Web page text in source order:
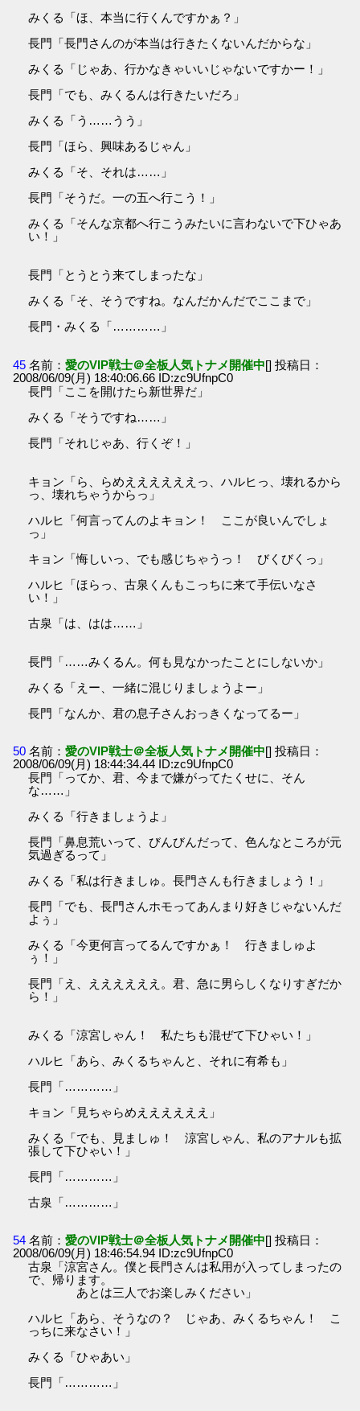
みくる「ほ、本当に行くんですかぁ？」
長門「長門さんのが本当は行きたくないんだからな」
みくる「じゃあ、行かなきゃいいじゃないですかー！」
長門「でも、みくるんは行きたいだろ」
みくる「う……うう」
長門「ほら、興味あるじゃん」
みくる「そ、それは……」
長門「そうだ。一の五へ行こう！」
みくる「そんな京都へ行こうみたいに言わないで下ひゃあ
い！」
長門「とうとう来てしまったな」
みくる「そ、そうですね。なんだかんだでここまで」
長門・みくる「…………」
45 名前：愛のVIP戦士＠全板人気トナメ開催中[] 投稿日：
2008/06/09(月) 18:40:06.66 ID:zc9UfnpC0
長門「ここを開けたら新世界だ」
みくる「そうですね……」
長門「それじゃあ、行くぞ！」
キョン「ら、らめええええええっ、ハルヒっ、壊れるから
っ、壊れちゃうからっ」
ハルヒ「何言ってんのよキョン！ ここが良いんでしょ
っ」
キョン「悔しいっ、でも感じちゃうっ！ びくびくっ」
ハルヒ「ほらっ、古泉くんもこっちに来て手伝いなさ
い！」
古泉「は、はは……」
長門「……みくるん。何も見なかったことにしないか」
みくる「えー、一緒に混じりましょうよー」
長門「なんか、君の息子さんおっきくなってるー」
50 名前：愛のVIP戦士＠全板人気トナメ開催中[] 投稿日：
2008/06/09(月) 18:44:34.44 ID:zc9UfnpC0
長門「ってか、君、今まで嫌がってたくせに、そん
な……」
みくる「行きましょうよ」
長門「鼻息荒いって、びんびんだって、色んなところが元
気過ぎるって」
みくる「私は行きましゅ。長門さんも行きましょう！」
長門「でも、長門さんホモってあんまり好きじゃないんだ
よぅ」
みくる「今更何言ってるんですかぁ！ 行きましゅよ
ぅ！」
長門「え、ええええええ。君、急に男らしくなりすぎだか
ら！」
みくる「涼宮しゃん！ 私たちも混ぜて下ひゃい！」
ハルヒ「あら、みくるちゃんと、それに有希も」
長門「…………」
キョン「見ちゃらめええええええ」
みくる「でも、見ましゅ！ 涼宮しゃん、私のアナルも拡
張して下ひゃい！」
長門「…………」
古泉「…………」
54 名前：愛のVIP戦士＠全板人気トナメ開催中[] 投稿日：
2008/06/09(月) 18:46:54.94 ID:zc9UfnpC0
古泉「涼宮さん。僕と長門さんは私用が入ってしまったの
で、帰ります。
あとは三人でお楽しみください」
ハルヒ「あら、そうなの？ じゃあ、みくるちゃん！ こ
っちに来なさい！」
みくる「ひゃあい」
長門「…………」